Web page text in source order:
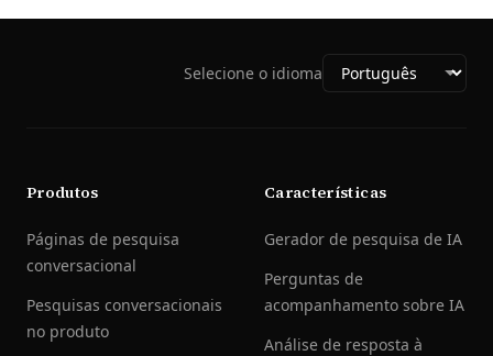
Selecione o idioma
Produtos
Páginas de pesquisa
conversacional
Pesquisas conversacionais
no produto
Características
Gerador de pesquisa de IA
Perguntas de
acompanhamento sobre IA
Análise de resposta à